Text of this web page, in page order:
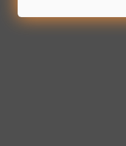
abrindo infinitas